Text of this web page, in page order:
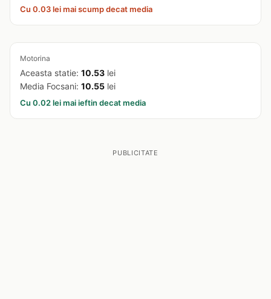
Cu 0.03 lei mai scump decat media
Motorina
Aceasta statie: 10.53 lei
Media Focsani: 10.55 lei
Cu 0.02 lei mai ieftin decat media
PUBLICITATE